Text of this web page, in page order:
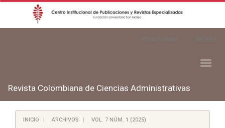
Toggle
Revista Colombiana de Ciencias Administrativas
INICIO ARCHIVOS VOL. 7 NÚM. 1 (2025)